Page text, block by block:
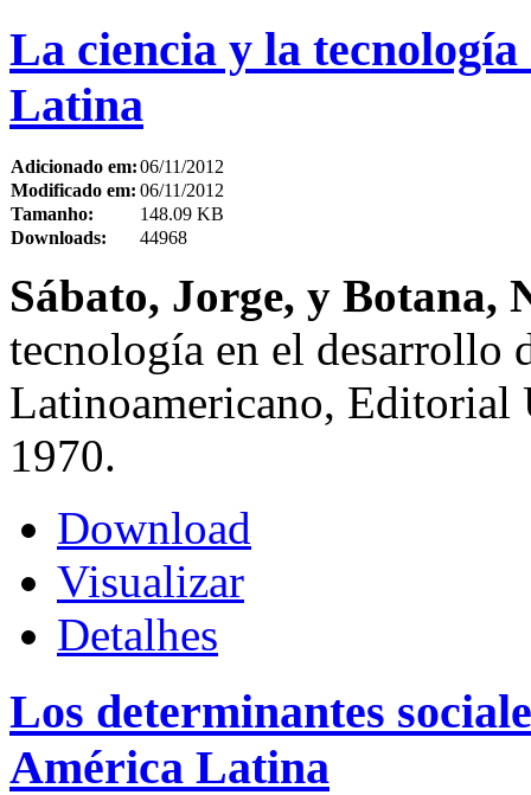
La ciencia y la
Latina
Adicionado em:06/11/2012
Modificado em: 06/11/2012
Tamanho:
148.09 KB
Downloads:
44968
Sábato, Jorge, y Botana,
tecnología en el desarrollo
Latinoamericano, Editorial
1970.
Download
Visualizar
Detalhes
Los determinantes
América Latina